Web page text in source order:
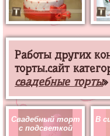
Работы других
торты.сайт
свадебные торты»
Свадебный торт
с подсветкой
В